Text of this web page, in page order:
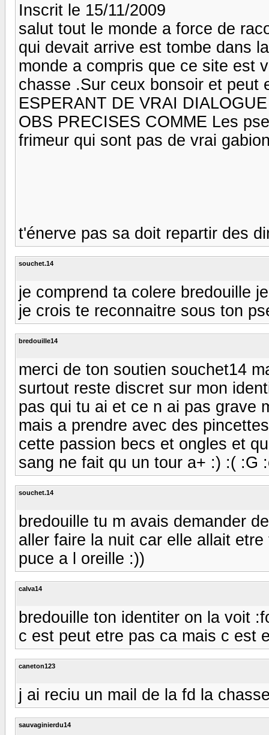
Inscrit le 15/11/2009
salut tout le monde a force de
qui devait arrive est tombe dans
monde a compris que ce site est
chasse .Sur ceux bonsoir et peut
ESPERANT DE VRAI
OBS PRECISES COMME Les
frimeur qui sont pas de vrai
t'énerve pas sa doit repartir des
souchet.14
je comprend ta colere bredouille
je crois te reconnaitre sous ton
bredouille14
merci de ton soutien souchet14
surtout reste discret sur mon
pas qui tu ai et ce n ai pas grave
mais a prendre avec des
cette passion becs et ongles et
sang ne fait qu un tour a+ :) :( :G
souchet.14
bredouille tu m avais demander
aller faire la nuit car elle allait
puce a l oreille :))
calva14
bredouille ton identiter on la voit
c est peut etre pas ca mais c est
caneton123
j ai reciu un mail de la fd la
sauvaginierdu14